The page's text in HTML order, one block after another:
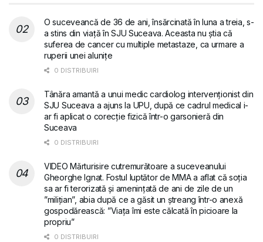
O suceveancă de 36 de ani, însărcinată în luna a treia, s-
a stins din viață în SJU Suceava. Aceasta nu știa că
suferea de cancer cu multiple metastaze, ca urmare a
ruperii unei alunițe
0 DISTRIBUIRI
Tânăra amantă a unui medic cardiolog intervenționist din
SJU Suceava a ajuns la UPU, după ce cadrul medical i-
ar fi aplicat o corecție fizică într-o garsonieră din
Suceava
0 DISTRIBUIRI
VIDEO Mărturisire cutremurătoare a suceveanului
Gheorghe Ignat. Fostul luptător de MMA a aflat că soția
sa ar fi terorizată și amenințată de ani de zile de un
”milițian”, abia după ce a găsit un ștreang într-o anexă
gospodărească: ”Viața îmi este călcată în picioare la
propriu”
0 DISTRIBUIRI